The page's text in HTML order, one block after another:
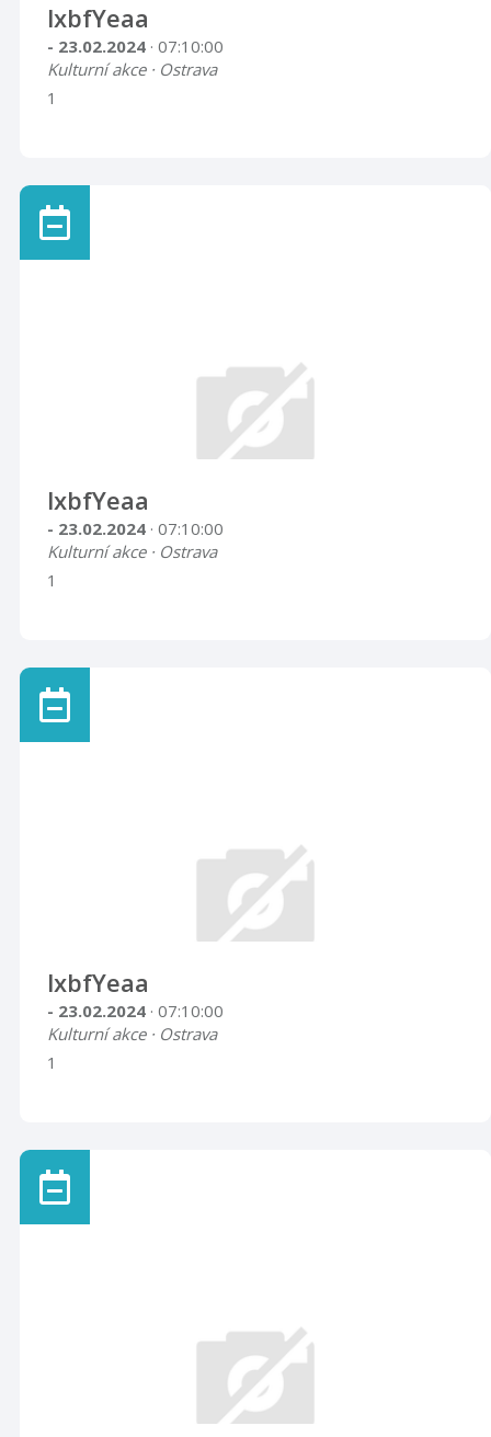
lxbfYeaa
- 23.02.2024 · 07:10:00
Kulturní akce · Ostrava
1
lxbfYeaa
- 23.02.2024 · 07:10:00
Kulturní akce · Ostrava
1
lxbfYeaa
- 23.02.2024 · 07:10:00
Kulturní akce · Ostrava
1